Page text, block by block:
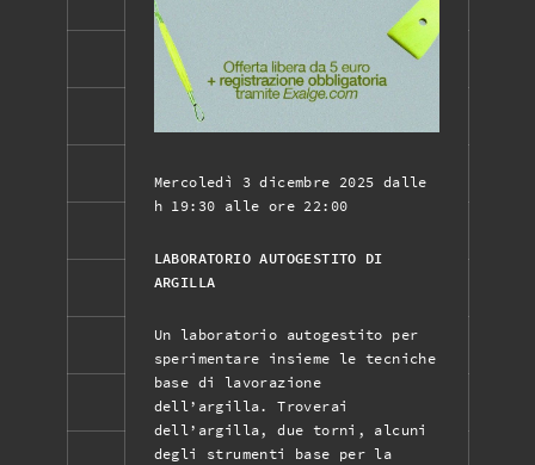
Mercoledì 3 dicembre 2025 dalle
h 19:30 alle ore 22:00
LABORATORIO AUTOGESTITO DI
ARGILLA
Un laboratorio autogestito per
sperimentare insieme le tecniche
base di lavorazione
dell’argilla. Troverai
dell’argilla, due torni, alcuni
degli strumenti base per la